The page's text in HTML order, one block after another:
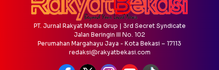
PT. Jurnal Rakyat Media Grup | 3rd Secret Syndicate
Jalan Beringin III No. 102
Perumahan Margahayu Jaya - Kota Bekasi – 17113
redaksi@rakyatbekasi.com